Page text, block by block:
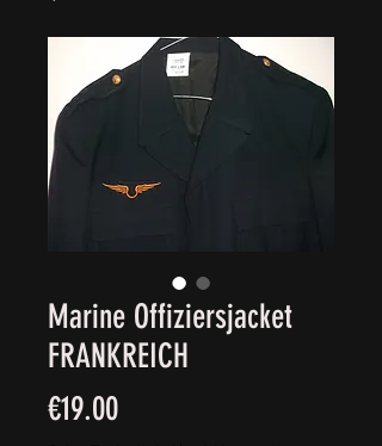
Marine Offiziersjacket
FRANKREICH
€19.00Price